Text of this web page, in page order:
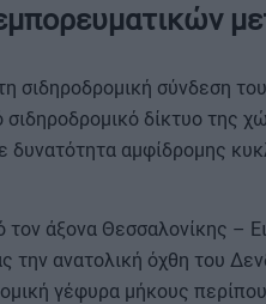
σιδηροδρομική σύνδεση
δίκτυο της
δυνατότητα αμφίδρομης
άξονα Θεσσαλονίκης –
την ανατολική όχθη του
γέφυρα μήκους